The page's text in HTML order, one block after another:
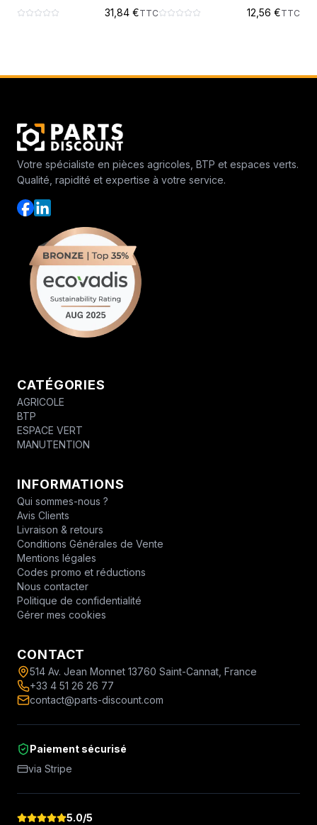
31,84 €TTC 12,56 €TTC
Votre spécialiste en pièces agricoles, BTP et espaces verts.
Qualité, rapidité et expertise à votre service.
CATÉGORIES
AGRICOLE
BTP
ESPACE VERT
MANUTENTION
INFORMATIONS
Qui sommes-nous ?
Avis Clients
Livraison & retours
Conditions Générales de Vente
Mentions légales
Codes promo et réductions
Nous contacter
Politique de confidentialité
Gérer mes cookies
CONTACT
514 Av. Jean Monnet 13760 Saint-Cannat, France
+33 4 51 26 26 77
contact@parts-discount.com
Paiement sécurisé
via Stripe
5.0/5